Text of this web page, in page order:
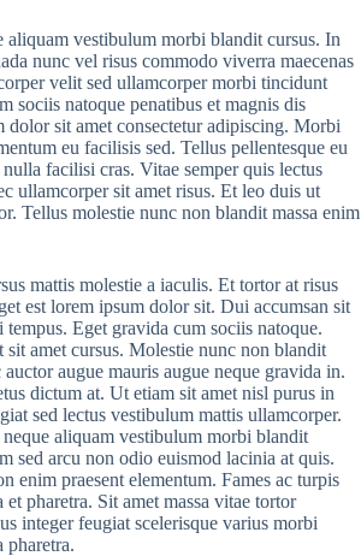
aliquam vestibulum morbi blandit cursus. In
nunc vel risus commodo viverra maecenas
velit sed ullamcorper morbi tincidunt
sociis natoque penatibus et magnis dis
dolor sit amet consectetur adipiscing. Morbi
eu facilisis sed. Tellus pellentesque eu
facilisi cras. Vitae semper quis lectus
ullamcorper sit amet risus. Et leo duis ut
Tellus molestie nunc non blandit massa enim
mattis molestie a iaculis. Et tortor at risus
est lorem ipsum dolor sit. Dui accumsan sit
Eget gravida cum sociis natoque.
amet cursus. Molestie nunc non blandit
augue mauris augue neque gravida in.
dictum at. Ut etiam sit amet nisl purus in
sed lectus vestibulum mattis ullamcorper.
aliquam vestibulum morbi blandit
sed arcu non odio euismod lacinia at quis.
enim praesent elementum. Fames ac turpis
et pharetra. Sit amet massa vitae tortor
integer feugiat scelerisque varius morbi
pharetra.